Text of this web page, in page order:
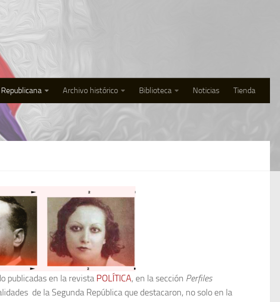
Archivo histórico Biblioteca Noticias Tienda
publicadas en la revista POLÍTICA, en la sección Perfiles
de la Segunda República que destacaron, no solo en la